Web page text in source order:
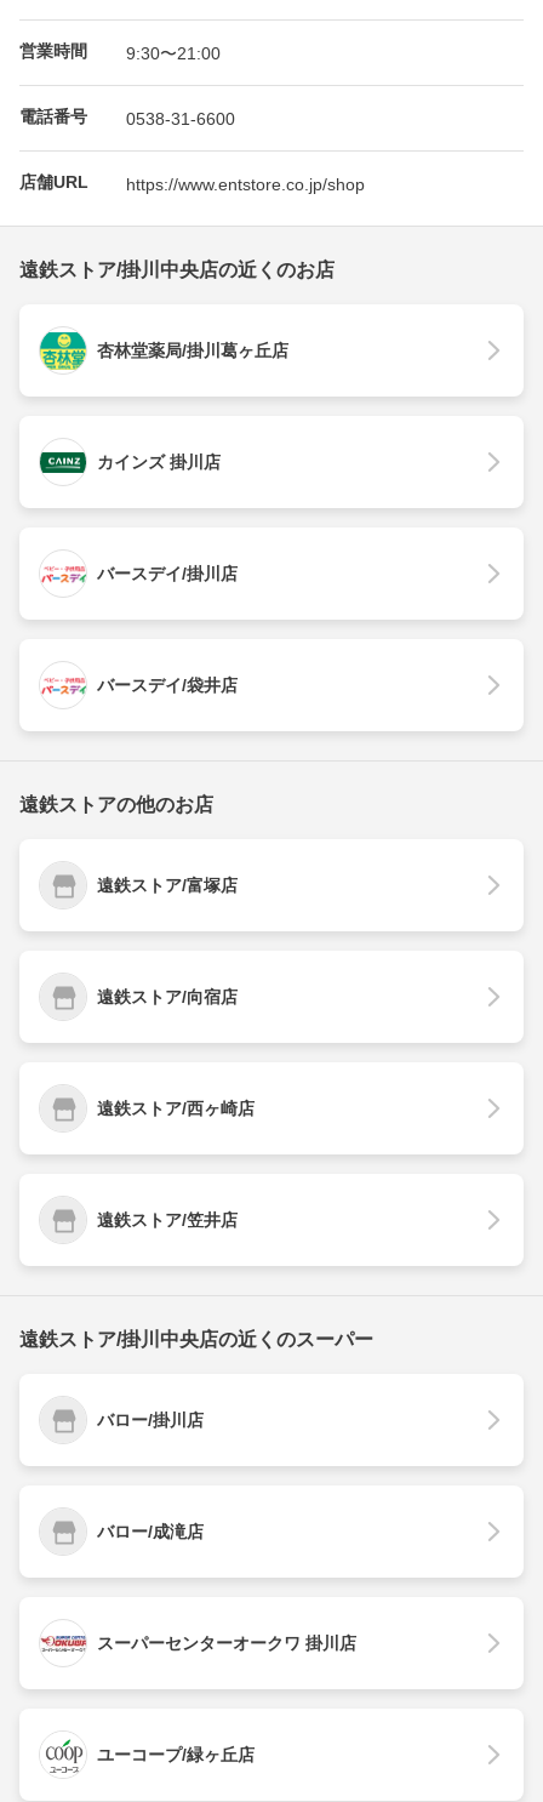
営業時間 9:30〜21:00
電話番号 0538-31-6600
店舗URL https://www.entstore.co.jp/shop
遠鉄ストア/掛川中央店の近くのお店
杏林堂薬局/掛川葛ヶ丘店
カインズ 掛川店
バースデイ/掛川店
バースデイ/袋井店
遠鉄ストアの他のお店
遠鉄ストア/富塚店
遠鉄ストア/向宿店
遠鉄ストア/西ヶ崎店
遠鉄ストア/笠井店
遠鉄ストア/掛川中央店の近くのスーパー
バロー/掛川店
バロー/成滝店
スーパーセンターオークワ 掛川店
ユーコープ/緑ヶ丘店